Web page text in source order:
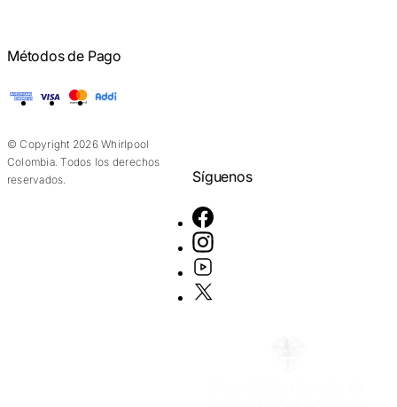
Métodos de Pago
American Express
Visa Mastercard
© Copyright 2026 Whirlpool
Colombia. Todos los derechos
reservados.
Síguenos